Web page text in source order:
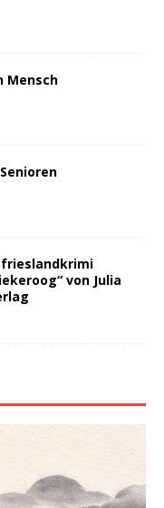
Mensch
von Julia